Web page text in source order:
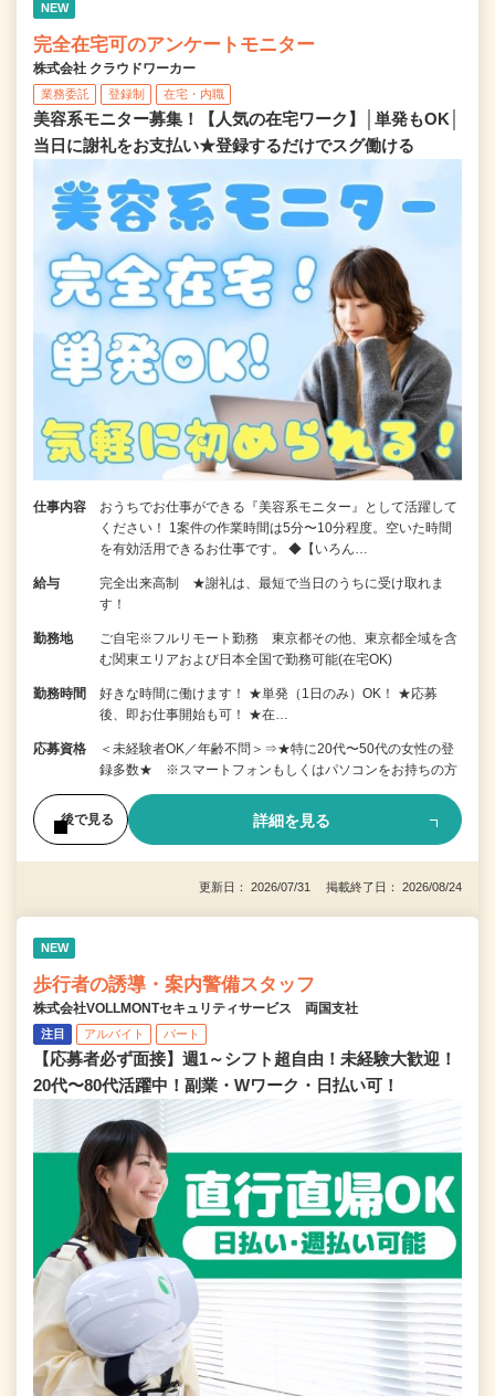
NEW
完全在宅可のアンケートモニター
株式会社 クラウドワーカー
業務委託 登録制 在宅・内職
美容系モニター募集！【人気の在宅ワーク】│単発もOK│
当日に謝礼をお支払い★登録するだけでスグ働ける
仕事内容
おうちでお仕事ができる『美容系モニター』として活躍して
ください！ 1案件の作業時間は5分〜10分程度。空いた時間
を有効活用できるお仕事です。 ◆【いろん…
給与
完全出来高制 ★謝礼は、最短で当日のうちに受け取れま
す！
勤務地
ご自宅※フルリモート勤務 東京都その他、東京都全域を含
む関東エリアおよび日本全国で勤務可能(在宅OK)
勤務時間
好きな時間に働けます！ ★単発（1日のみ）OK！ ★応募
後、即お仕事開始も可！ ★在…
応募資格
＜未経験者OK／年齢不問＞⇒★特に20代〜50代の女性の登
録多数★ ※スマートフォンもしくはパソコンをお持ちの方
後で見る 詳細を見る
更新日： 2026/07/31 掲載終了日： 2026/08/24
NEW
歩行者の誘導・案内警備スタッフ
株式会社VOLLMONTセキュリティサービス 両国支社
注目 アルバイト パート
【応募者必ず面接】週1～シフト超自由！未経験大歓迎！
20代〜80代活躍中！副業・Wワーク・日払い可！